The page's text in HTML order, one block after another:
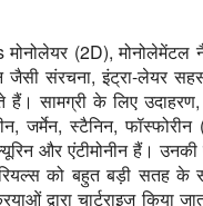
मोनोलेयर (2D), मोनोलेमेंटल
जैसी संरचना, इंट्रा-लेयर
हैं। सामग्री के लिए उदाहरण,
जर्मेन, स्टैनिन,
और एंटीमोनीन हैं।
को बहुत बड़ी सतह के
द्वारा चार्टराइज